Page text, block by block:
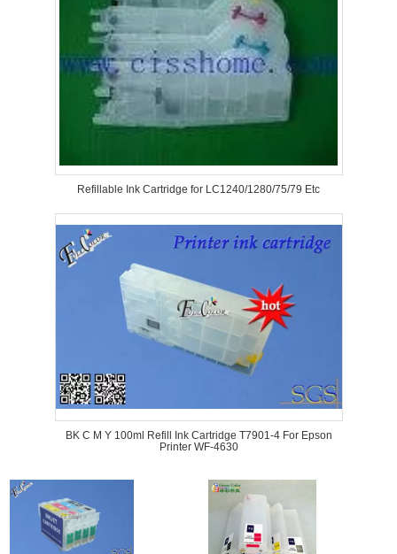
Refillable Ink Cartridge for LC1240/1280/75/79 Etc
BK C M Y 100ml Refill Ink Cartridge T7901-4 For Epson
Printer WF-4630